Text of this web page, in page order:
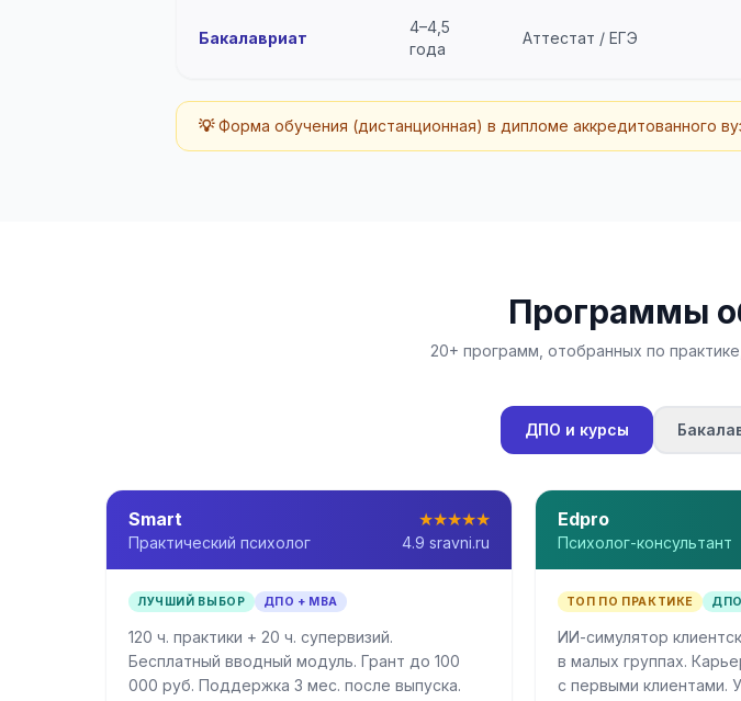
Бакалавриат
4–4,5
года
Аттестат / ЕГЭ
💡Форма обучения (дистанционная) в дипломе аккредитованного
Программы
20+ программ, отобранных по
ДПО и курсы
Smart
Практический психолог
★★★★★
4.9 sravni.ru
ЛУЧШИЙ ВЫБОР ДПО + MBA
120 ч. практики + 20 ч. супервизий.
Бесплатный вводный модуль. Грант до 100
000 руб. Поддержка 3 мес. после выпуска.
Edpro
Психолог-консультант
ТОП ПО ПРАКТИКЕ ДПО
ИИ-симулятор
в малых группах.
с первыми клиентами.